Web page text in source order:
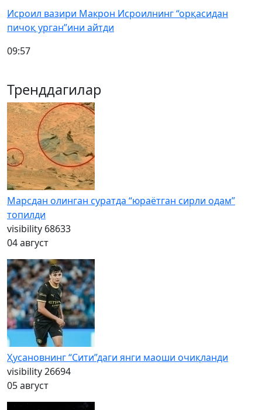
Исроил вазири Макрон Исроилнинг “орқасидан
пичоқ урган”ини айтди
09:57
Тренддагилар
Марсдан олинган суратда “юраётган сирли одам”
топилди
visibility 68633
04 август
Ҳусановнинг “Сити”даги янги маоши очиқланди
visibility26694
05 август